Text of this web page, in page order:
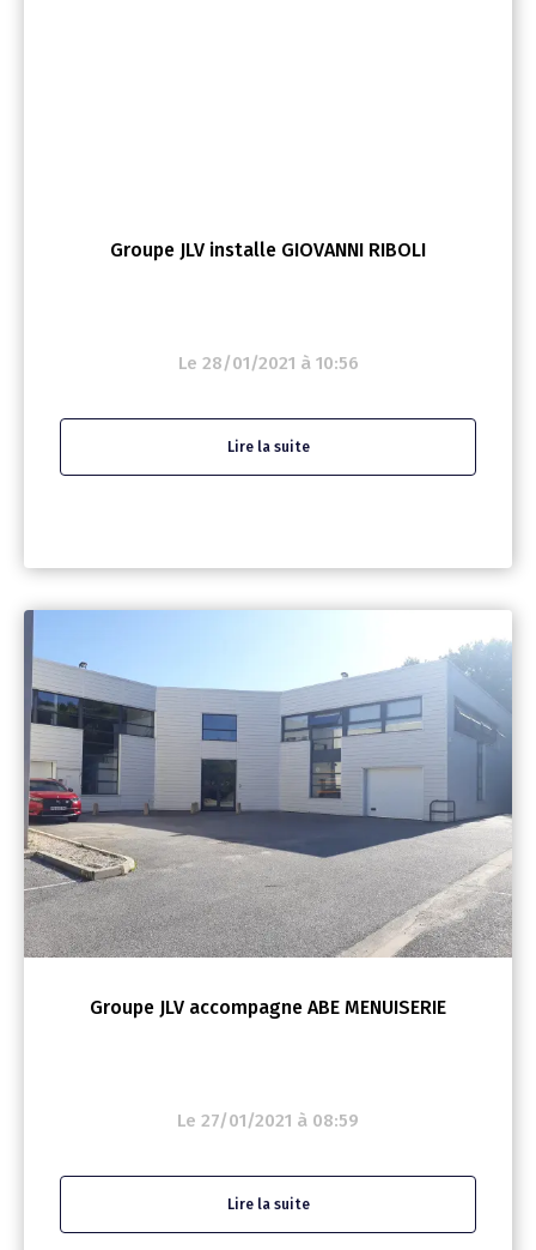
Groupe JLV installe GIOVANNI RIBOLI
Le 28/01/2021 à 10:56
Lire la suite
Groupe JLV accompagne ABE MENUISERIE
Le 27/01/2021 à 08:59
Lire la suite